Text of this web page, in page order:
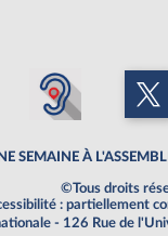
SEMAINE À
©Tous droits
: partiellement
- 126 Rue de